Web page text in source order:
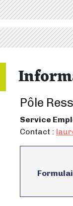
Pôle
Service
Contact :